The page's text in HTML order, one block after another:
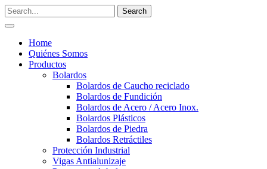
Home
Quiénes Somos
Productos
Bolardos
Bolardos de Caucho reciclado
Bolardos de Fundición
Bolardos de Acero / Acero Inox.
Bolardos Plásticos
Bolardos de Piedra
Bolardos Retráctiles
Protección Industrial
Vigas Antialunizaje